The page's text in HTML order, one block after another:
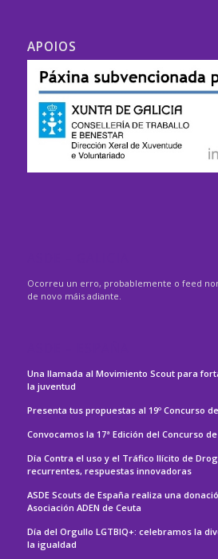
APOIOS
Ocorreu un erro, probablemente o feed
de novo máis adiante.
Una llamada al Movimiento Scout para
la juventud
Presenta tus propuestas al 19º Concurso
Convocamos la 17ª Edición del Concurso
Día Contra el uso y el Tráfico Ilícito de
recurrentes, respuestas innovadoras
ASDE Scouts de España realiza una
Asociación ADEN de Ceuta
Día del Orgullo LGTBIQ+: celebramos la
la igualdad